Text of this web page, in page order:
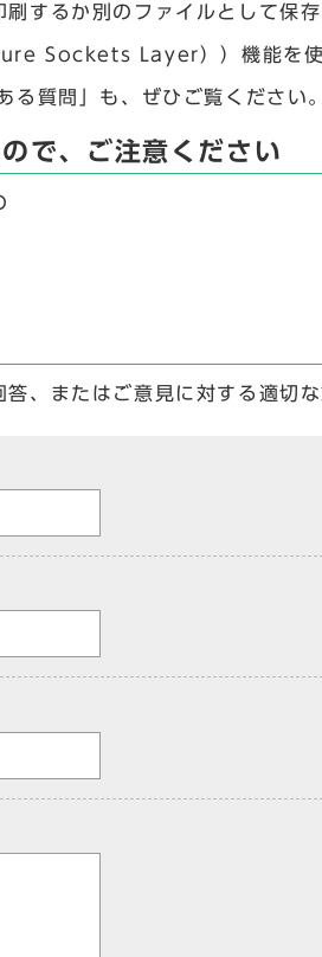
するか別のファイルとして保存
Sockets Layer））機能を使
質問」も、ぜひご覧ください。
で、ご注意ください
、またはご意見に対する適切